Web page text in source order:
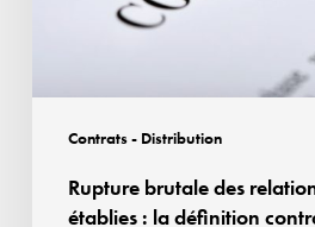
Contrats - Distribution
contractuelle
Rupture brutale des
établies : la définition